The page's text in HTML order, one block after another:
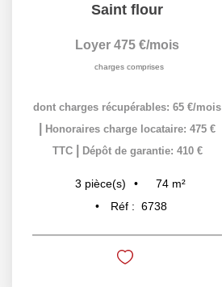
Saint flour
Loyer 475 €/mois
charges comprises
dont charges récupérables: 65 €/mois
Honoraires charge locataire: 475 €
TTC
Dépôt de garantie: 410 €
3 pièce(s) 74 m²
Réf : 6738